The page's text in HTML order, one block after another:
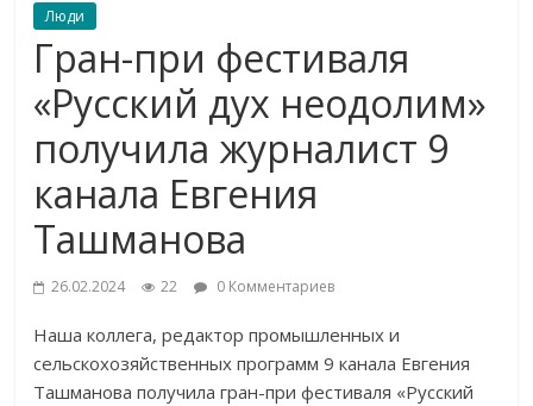
Люди
Гран-при фестиваля
«Русский дух неодолим»
получила журналист 9
канала Евгения
Ташманова
26.02.2024 22 0 Комментариев
Наша коллега, редактор промышленных и
сельскохозяйственных программ 9 канала Евгения
Ташманова получила гран-при фестиваля «Русский